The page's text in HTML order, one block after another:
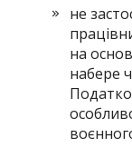
не
на
набере